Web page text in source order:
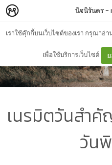
เราใช้คุ๊กกี้บนเว็บไซต์ของเรา กรุณาอ่
เพื่อใช้บริการเว็บไซต์
นิจนิรันดร–
เนรมิตวันสำคั
วัน